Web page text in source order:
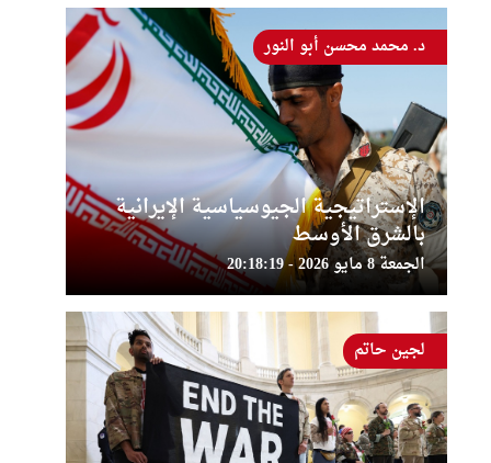
الإستراتيجية الجيوسياسية الإيرانية
بالشرق الأوسط
الجمعة 8 مايو 2026 - 20:18:19
د. محمد محسن أبو النور
لجين حاتم